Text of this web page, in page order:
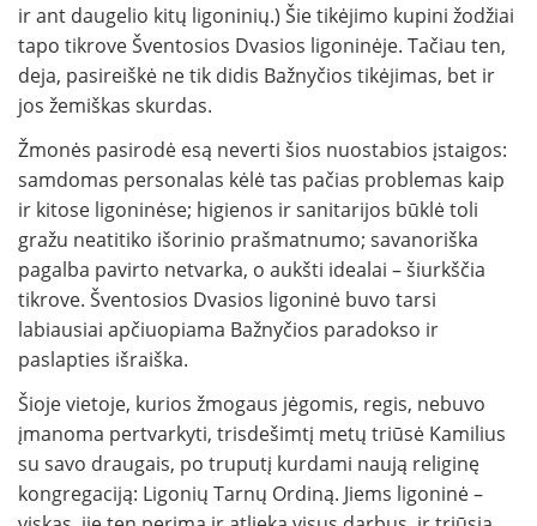
ir ant daugelio kitų ligoninių.) Šie tikėjimo kupini žodžiai
tapo tikrove Šventosios Dvasios ligoninėje. Tačiau ten,
deja, pasireiškė ne tik didis Bažnyčios tikėjimas, bet ir
jos žemiškas skurdas.
Žmonės pasirodė esą neverti šios nuostabios įstaigos:
samdomas personalas kėlė tas pačias problemas kaip
ir kitose ligoninėse; higienos ir sanitarijos būklė toli
gražu neatitiko išorinio prašmatnumo; savanoriška
pagalba pavirto netvarka, o aukšti idealai – šiurkščia
tikrove. Šventosios Dvasios ligoninė buvo tarsi
labiausiai apčiuopiama Bažnyčios paradokso ir
paslapties išraiška.
Šioje vietoje, kurios žmogaus jėgomis, regis, nebuvo
įmanoma pertvarkyti, trisdešimtį metų triūsė Kamilius
su savo draugais, po truputį kurdami naują religinę
kongregaciją: Ligonių Tarnų Ordiną. Jiems ligoninė –